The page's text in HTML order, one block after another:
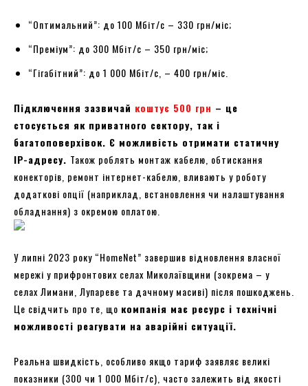
“Оптимальний”: до 100 Мбіт/с – 330 грн/міс;
“Преміум”: до 300 Мбіт/с – 350 грн/міс;
“Гігабітний”: до 1 000 Мбіт/с, – 400 грн/міс.
Підключення зазвичай коштує 500 грн – це
стосується як приватного сектору, так і
багатоповерхівок. Є можливість отримати статичну
IP-адресу. Також роблять монтаж кабелю, обтискання
конекторів, ремонт інтернет-кабелю, вливають у роботу
додаткові опції (наприклад, встановлення чи налаштування
обладнання) з окремою оплатою.
У липні 2023 року “HomeNet” завершив відновлення власної
мережі у прифронтових селах Миколаївщини (зокрема – у
селах Лимани, Лупареве та дачному масиві) після пошкоджень.
Це свідчить про те, що компанія має ресурс і технічні
можливості реагувати на аварійні ситуації.
Реальна швидкість, особливо якщо тариф заявляє великі
показники (300 чи 1 000 Мбіт/с), часто залежить від якості